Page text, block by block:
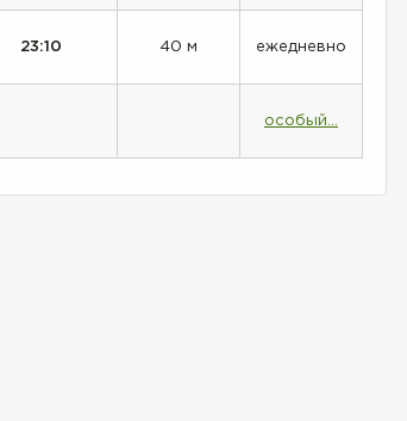
23:10 40 м ежедневно
особый...